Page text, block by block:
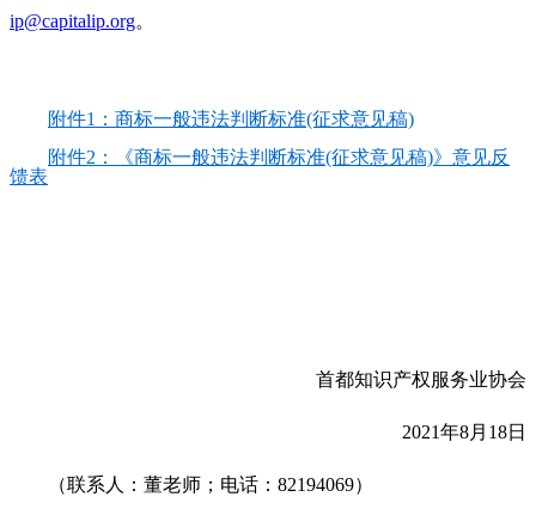
ip@capitalip.org。
附件1：商标一般违法判断标准(征求意见稿)
附件2：《商标一般违法判断标准(征求意见稿)》意见反
馈表
首都知识产权服务业协会
2021年8月18日
（联系人：董老师；电话：82194069）